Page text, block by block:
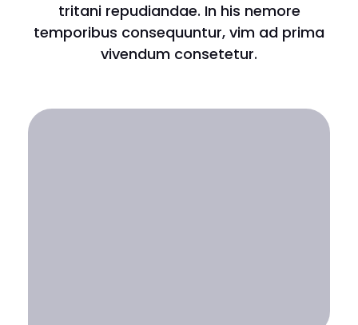
tritani repudiandae. In his nemore
temporibus consequuntur, vim ad prima
vivendum consetetur.